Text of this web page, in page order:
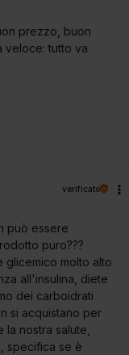
prezzo, buon
veloce: tutto va
verificato
può essere
puro???
glicemico molto alto
all'insulina, diete
dei carboidrati
si acquistano per
nostra salute,
specifica se è